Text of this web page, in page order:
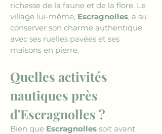
richesse de la faune et de la flore. Le
village lui-même, Escragnolles, a su
conserver son charme authentique
avec ses ruelles pavées et ses
maisons en pierre.
Quelles activités
nautiques près
d'Escragnolles ?
Bien que Escragnolles soit avant